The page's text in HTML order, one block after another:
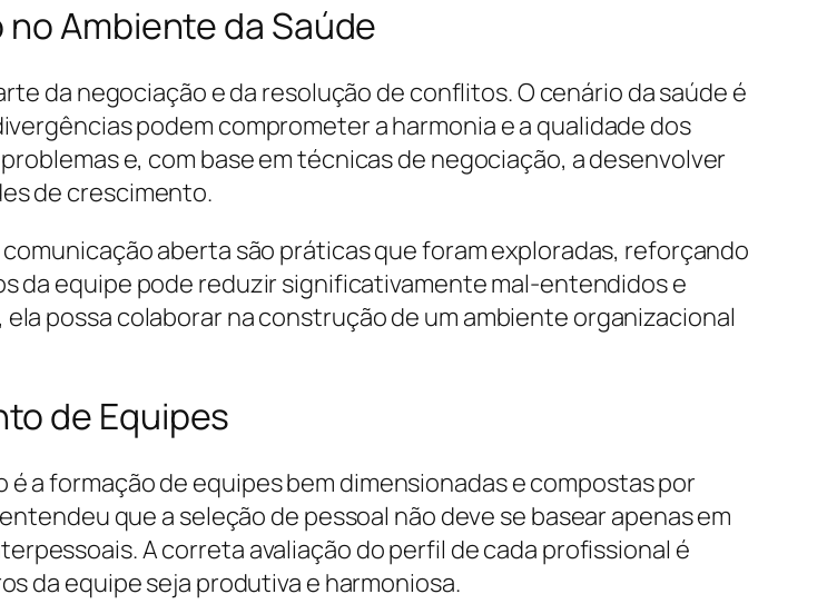
Ambiente da Saúde
da negociação e da resolução de conflitos. O cenário da saúde é
podem comprometer a harmonia e a qualidade dos
e, com base em técnicas de negociação, a desenvolver
de crescimento.
aberta são práticas que foram exploradas, reforçando
da equipe pode reduzir significativamente mal-entendidos e
possa colaborar na construção de um ambiente organizacional
de Equipes
a formação de equipes bem dimensionadas e compostas por
que a seleção de pessoal não deve se basear apenas em
A correta avaliação do perfil de cada profissional é
da equipe seja produtiva e harmoniosa.